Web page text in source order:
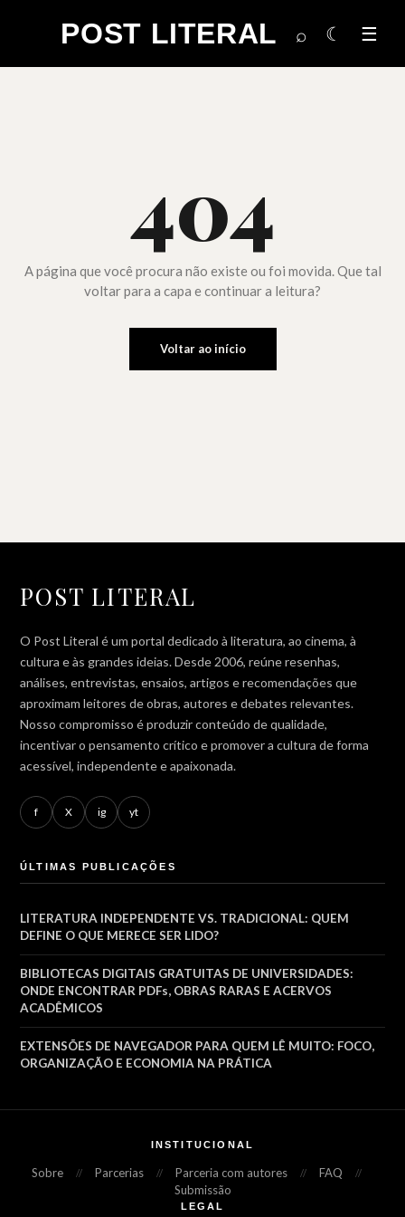
POST LITERAL ⌕ ☾ ☰
404
A página que você procura não existe ou foi movida. Que tal
voltar para a capa e continuar a leitura?
Voltar ao início
POST LITERAL
O Post Literal é um portal dedicado à literatura, ao cinema, à
cultura e às grandes ideias. Desde 2006, reúne resenhas,
análises, entrevistas, ensaios, artigos e recomendações que
aproximam leitores de obras, autores e debates relevantes.
Nosso compromisso é produzir conteúdo de qualidade,
incentivar o pensamento crítico e promover a cultura de forma
acessível, independente e apaixonada.
f X ig yt
ÚLTIMAS PUBLICAÇÕES
LITERATURA INDEPENDENTE VS. TRADICIONAL: QUEM
DEFINE O QUE MERECE SER LIDO?
BIBLIOTECAS DIGITAIS GRATUITAS DE UNIVERSIDADES:
ONDE ENCONTRAR PDFs, OBRAS RARAS E ACERVOS
ACADÊMICOS
EXTENSÕES DE NAVEGADOR PARA QUEM LÊ MUITO: FOCO,
ORGANIZAÇÃO E ECONOMIA NA PRÁTICA
INSTITUCIONAL
Sobre Parcerias Parceria com autores
FAQ
Submissão
LEGAL